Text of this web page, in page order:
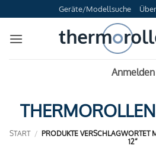
Inhalt
springen
Geräte/Modellsuche
Anmelden
START / PRODUKTE
12“